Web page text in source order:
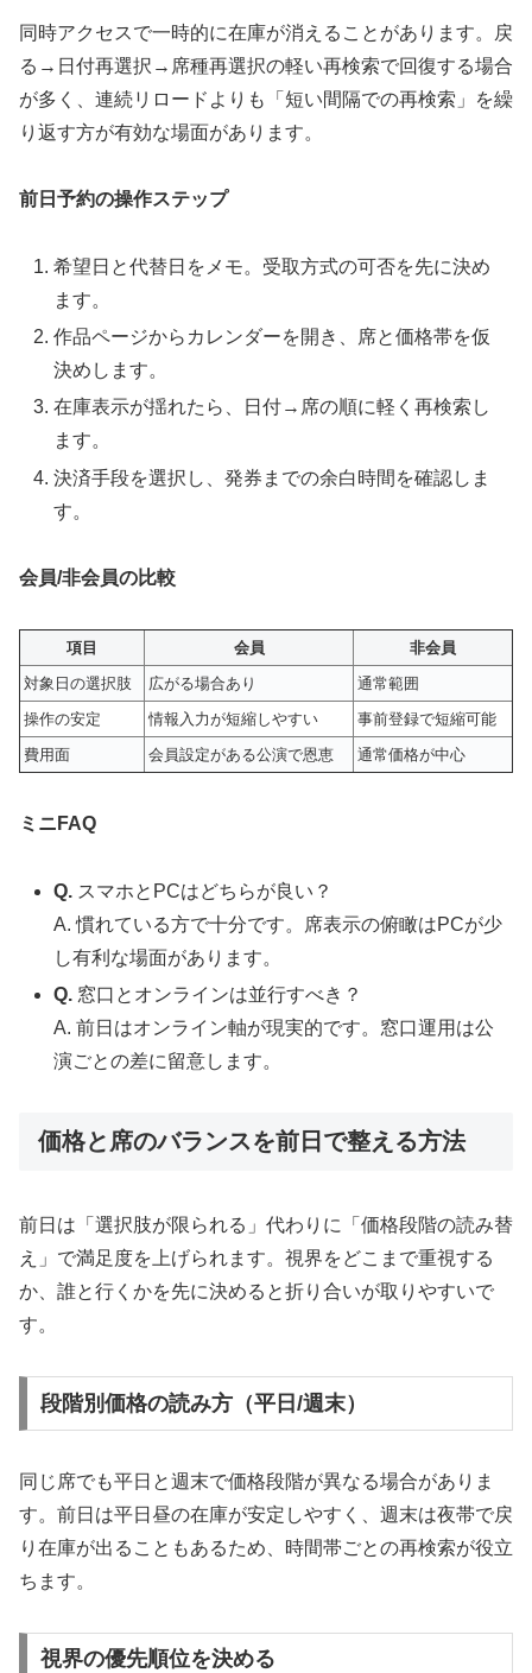
同時アクセスで一時的に在庫が消えることがあります。戻
る→日付再選択→席種再選択の軽い再検索で回復する場合
が多く、連続リロードよりも「短い間隔での再検索」を繰
り返す方が有効な場面があります。
前日予約の操作ステップ
希望日と代替日をメモ。受取方式の可否を先に決め
ます。
作品ページからカレンダーを開き、席と価格帯を仮
決めします。
在庫表示が揺れたら、日付→席の順に軽く再検索し
ます。
決済手段を選択し、発券までの余白時間を確認しま
す。
会員/非会員の比較
項目 会員
非会員
対象日の選択肢
広がる場合あり
通常範囲
操作の安定
情報入力が短縮しやすい
事前登録で短縮可能
費用面
会員設定がある公演で恩恵 通常価格が中心
ミニFAQ
Q. スマホとPCはどちらが良い？
A. 慣れている方で十分です。席表示の俯瞰はPCが少
し有利な場面があります。
Q. 窓口とオンラインは並行すべき？
A. 前日はオンライン軸が現実的です。窓口運用は公
演ごとの差に留意します。
価格と席のバランスを前日で整える方法
前日は「選択肢が限られる」代わりに「価格段階の読み替
え」で満足度を上げられます。視界をどこまで重視する
か、誰と行くかを先に決めると折り合いが取りやすいで
す。
段階別価格の読み方（平日/週末）
同じ席でも平日と週末で価格段階が異なる場合がありま
す。前日は平日昼の在庫が安定しやすく、週末は夜帯で戻
り在庫が出ることもあるため、時間帯ごとの再検索が役立
ちます。
視界の優先順位を決める